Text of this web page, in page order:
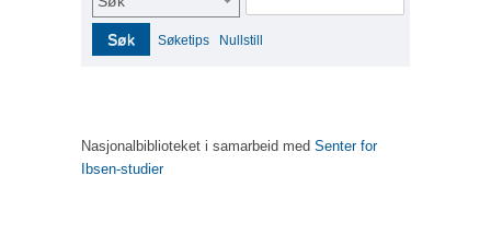
Søk Søketips Nullstill
Nasjonalbiblioteket i samarbeid med Senter for
Ibsen-studier